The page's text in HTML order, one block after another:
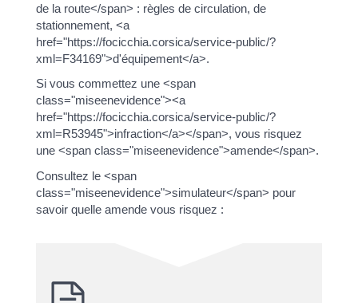
de la route</span> : règles de circulation, de
stationnement, <a
href="https://focicchia.corsica/service-public/?
xml=F34169">d'équipement</a>.
Si vous commettez une <span
class="miseenevidence"><a
href="https://focicchia.corsica/service-public/?
xml=R53945">infraction</a></span>, vous risquez
une <span class="miseenevidence">amende</span>.
Consultez le <span
class="miseenevidence">simulateur</span> pour
savoir quelle amende vous risquez :